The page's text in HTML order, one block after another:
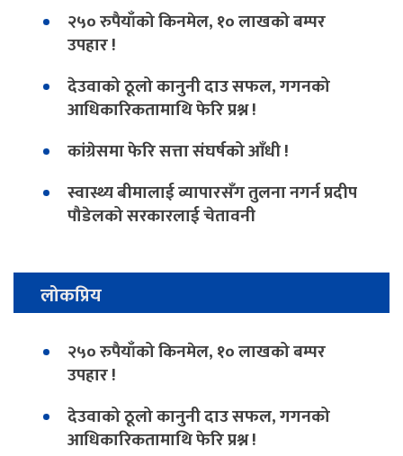
२५० रुपैयाँको किनमेल, १० लाखको बम्पर
उपहार !
देउवाको ठूलो कानुनी दाउ सफल, गगनको
आधिकारिकतामाथि फेरि प्रश्न !
कांग्रेसमा फेरि सत्ता संघर्षको आँधी !
स्वास्थ्य बीमालाई व्यापारसँग तुलना नगर्न प्रदीप
पौडेलको सरकारलाई चेतावनी
लोकप्रिय
२५० रुपैयाँको किनमेल, १० लाखको बम्पर
उपहार !
देउवाको ठूलो कानुनी दाउ सफल, गगनको
आधिकारिकतामाथि फेरि प्रश्न !